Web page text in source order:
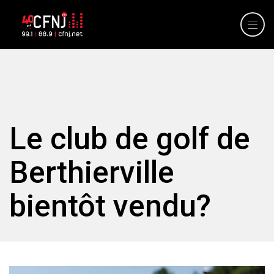
Le club de golf de
Berthierville
bientôt vendu?